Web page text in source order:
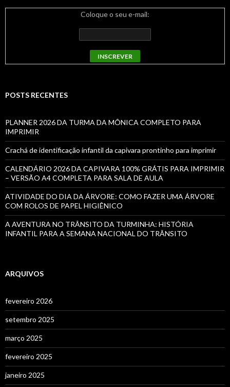
Coloque o seu e-mail:
POSTS RECENTES
PLANNER 2026 DA TURMA DA MÔNICA COMPLETO PARA
IMPRIMIR
Crachá de identificação infantil da capivara prontinho para imprimir
CALENDÁRIO 2026 DA CAPIVARA 100% GRÁTIS PARA IMPRIMIR
– VERSÃO A4 COMPLETA PARA SALA DE AULA
ATIVIDADE DO DIA DA ÁRVORE: COMO FAZER UMA ÁRVORE
COM ROLOS DE PAPEL HIGIÊNICO
A AVENTURA NO TRÂNSITO DA TURMINHA: HISTÓRIA
INFANTIL PARA A SEMANA NACIONAL DO TRÂNSITO
ARQUIVOS
fevereiro 2026
setembro 2025
março 2025
fevereiro 2025
janeiro 2025